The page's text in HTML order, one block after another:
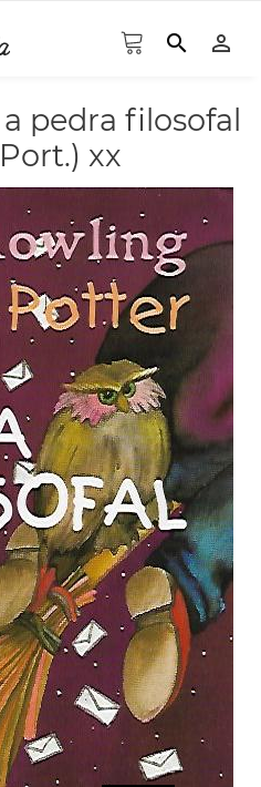
search person_outline
pedra filosofal
Port.) xx